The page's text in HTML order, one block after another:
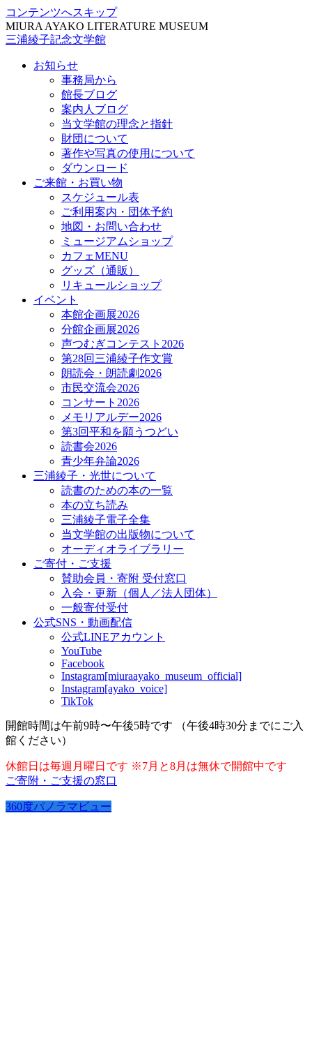
コンテンツへスキップ
MIURA AYAKO LITERATURE MUSEUM
三浦綾子記念文学館
お知らせ
事務局から
館長ブログ
案内人ブログ
当文学館の理念と指針
財団について
著作や写真の使用について
ダウンロード
ご来館・お買い物
スケジュール表
ご利用案内・団体予約
地図・お問い合わせ
ミュージアムショップ
カフェMENU
グッズ（通販）
リキュールショップ
イベント
本館企画展2026
分館企画展2026
声つむぎコンテスト2026
第28回三浦綾子作文賞
朗読会・朗読劇2026
市民交流会2026
コンサート2026
メモリアルデー2026
第3回平和を願うつどい
読書会2026
青少年弁論2026
三浦綾子・光世について
読書のための本の一覧
本の立ち読み
三浦綾子電子全集
当文学館の出版物について
オーディオライブラリー
ご寄付・ご支援
賛助会員・寄附 受付窓口
入会・更新（個人／法人団体）
一般寄付受付
公式SNS・動画配信
公式LINEアカウント
YouTube
Facebook
Instagram[miuraayako_museum_official]
Instagram[ayako_voice]
TikTok
開館時間は午前9時〜午後5時です （午後4時30分までにご入
館ください）
休館日は毎週月曜日です ※7月と8月は無休で開館中です
ご寄附・ご支援の窓口
360度パノラマビュー